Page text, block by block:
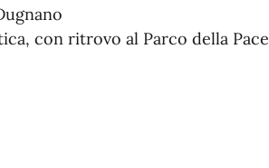
con ritrovo al Parco della Pace